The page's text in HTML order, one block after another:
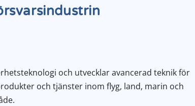
och utvecklar avancerad teknik för
och tjänster inom flyg, land, marin och